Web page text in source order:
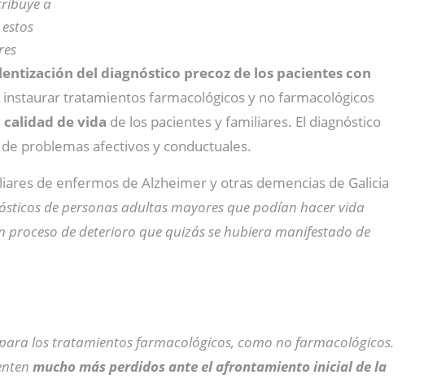
del diagnóstico precoz de los pacientes con
tratamientos farmacológicos y no farmacológicos
de vida de los pacientes y familiares. El diagnóstico
problemas afectivos y conductuales.
de enfermos de Alzheimer y otras demencias de Galicia
de personas adultas mayores que podían hacer vida
de deterioro que quizás se hubiera manifestado de
los tratamientos farmacológicos, como no farmacológicos.
mucho más perdidos ante el afrontamiento inicial de la